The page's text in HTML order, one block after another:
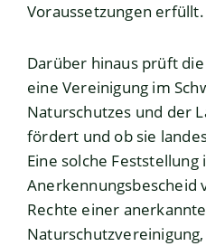
Voraussetzungen erfüllt.
Darüber hinaus prüft
eine Vereinigung im
Naturschutzes und der
fördert und ob sie
Eine solche Feststellung
Anerkennungsbescheid
Rechte einer